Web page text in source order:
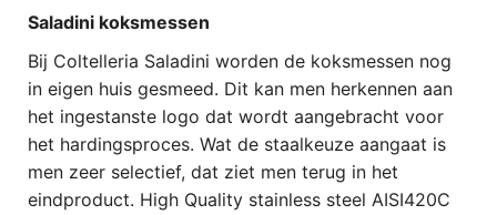
Saladini koksmessen
Bij Coltelleria Saladini worden de koksmessen nog
in eigen huis gesmeed. Dit kan men herkennen aan
het ingestanste logo dat wordt aangebracht voor
het hardingsproces. Wat de staalkeuze aangaat is
men zeer selectief, dat ziet men terug in het
eindproduct. High Quality stainless steel AISI420C